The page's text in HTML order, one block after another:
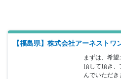
【福島県】株式会社アーネスト
まずは、希
頂して頂き、
んでいただ